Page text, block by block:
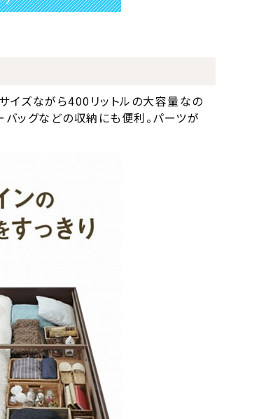
イズながら400リットルの大容量なの
ッグなどの収納にも便利。パーツが